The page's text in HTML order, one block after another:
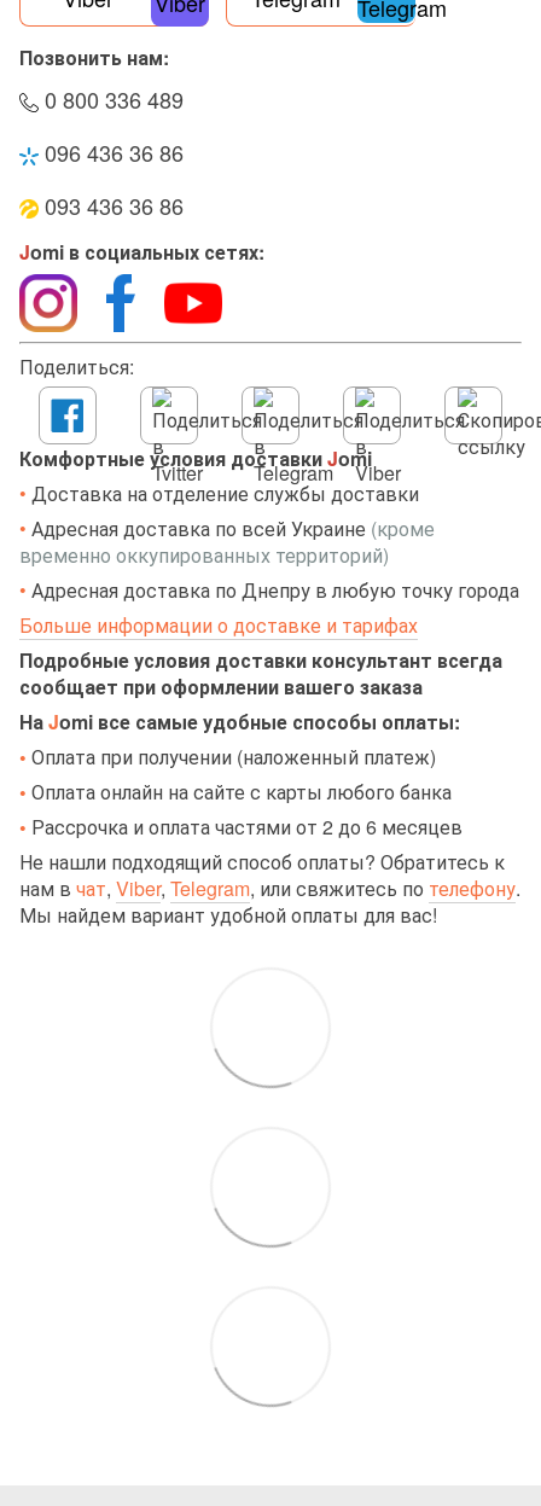
Позвонить нам:
0 800 336 489
096 436 36 86
093 436 36 86
Jomi в социальных сетях:
Поделиться:
Комфортные условия доставкиJomi
• Доставка на отделение службы доставки
• Адресная доставка по всей Украине (кроме
временно оккупированных территорий)
• Адресная доставка по Днепру в любую точку города
Больше информации о доставке и тарифах
Подробные условия доставки консультант всегда
сообщает при оформлении вашего заказа
НаJomi все самые удобные способы оплаты:
• Оплата при получении (наложенный платеж)
• Оплата онлайн на сайте с карты любого банка
• Рассрочка и оплата частями от 2 до 6 месяцев
Не нашли подходящий способ оплаты? Обратитесь к
нам в чат, Viber, Telegram, или свяжитесь по телефону.
Мы найдем вариант удобной оплаты для вас!